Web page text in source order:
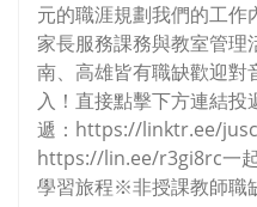
元的職涯規劃我們的工
家長服務課務與教室管理
南、高雄皆有職缺歡迎對
入！直接點擊下方連結
遞：https://linktr.ee/
https://lin.ee/r3gi8rc一
學習旅程※非授課教師職